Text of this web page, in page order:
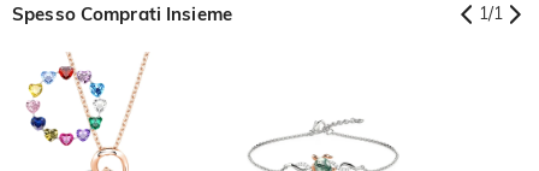
Spesso Comprati Insieme 1/1